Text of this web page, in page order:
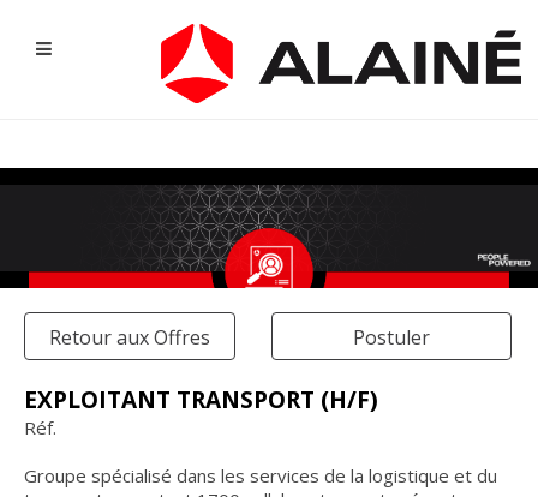
Retour aux Offres Postuler
EXPLOITANT TRANSPORT (H/F)
Réf.
Groupe spécialisé dans les services de la logistique et du